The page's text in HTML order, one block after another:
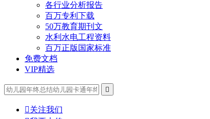
各行业分析报告
百万专利下载
50万教育期刊文
水利水电工程资料
百万正版国家标准
免费文档
VIP精选

关注我们